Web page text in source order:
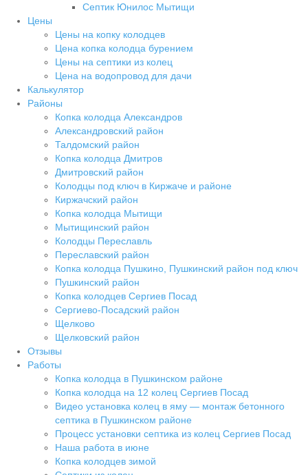
Септик Юнилос Мытищи
Цены
Цены на копку колодцев
Цена копка колодца бурением
Цены на септики из колец
Цена на водопровод для дачи
Калькулятор
Районы
Копка колодца Александров
Александровский район
Талдомский район
Копка колодца Дмитров
Дмитровский район
Колодцы под ключ в Киржаче и районе
Киржачский район
Копка колодца Мытищи
Мытищинский район
Колодцы Переславль
Переславский район
Копка колодца Пушкино, Пушкинский район под ключ
Пушкинский район
Копка колодцев Сергиев Посад
Сергиево-Посадский район
Щелково
Щелковский район
Отзывы
Работы
Копка колодца в Пушкинском районе
Копка колодца на 12 колец Сергиев Посад
Видео установка колец в яму — монтаж бетонного
септика в Пушкинском районе
Процесс установки септика из колец Сергиев Посад
Наша работа в июне
Копка колодцев зимой